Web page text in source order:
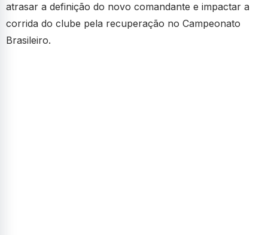
atrasar a definição do novo comandante e impactar a
corrida do clube pela recuperação no Campeonato
Brasileiro.